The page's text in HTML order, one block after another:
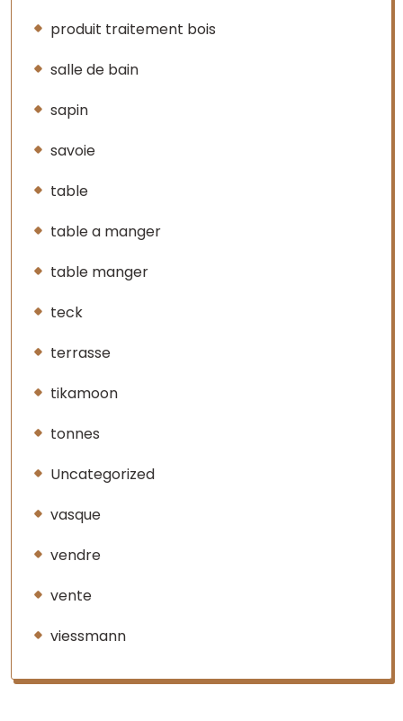
produit traitement bois
salle de bain
sapin
savoie
table
table a manger
table manger
teck
terrasse
tikamoon
tonnes
Uncategorized
vasque
vendre
vente
viessmann